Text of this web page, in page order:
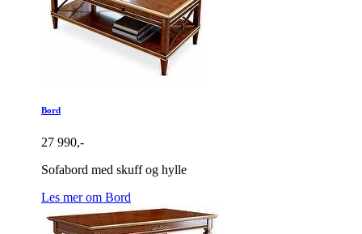
Bord
27 990,-
Sofabord med skuff og hylle
Les mer om Bord